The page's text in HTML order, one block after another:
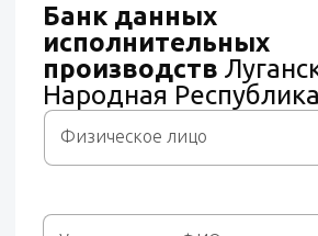
Банк данных
исполнительных
производств
Народная Республика
Физическое лицо